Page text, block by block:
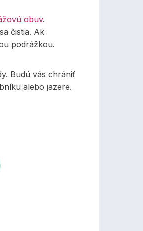
obuv.
čistia. Ak
podrážkou.
Budú vás chrániť
alebo jazere.